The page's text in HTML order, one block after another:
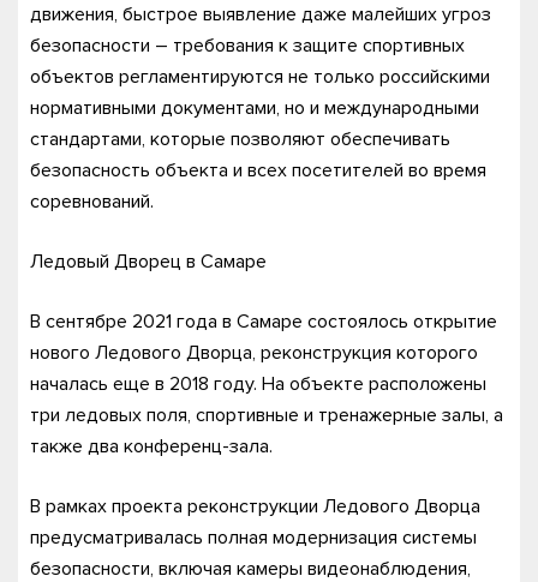
движения, быстрое выявление даже малейших угроз
безопасности – требования к защите спортивных
объектов регламентируются не только российскими
нормативными документами, но и международными
стандартами, которые позволяют обеспечивать
безопасность объекта и всех посетителей во время
соревнований.
Ледовый Дворец в Самаре
В сентябре 2021 года в Самаре состоялось открытие
нового Ледового Дворца, реконструкция которого
началась еще в 2018 году. На объекте расположены
три ледовых поля, спортивные и тренажерные залы, а
также два конференц-зала.
В рамках проекта реконструкции Ледового Дворца
предусматривалась полная модернизация системы
безопасности, включая камеры видеонаблюдения,